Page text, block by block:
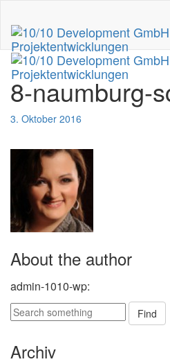
8-naumburg-
3. Oktober 2016
About the author
admin-1010-wp:
Find
Archiv